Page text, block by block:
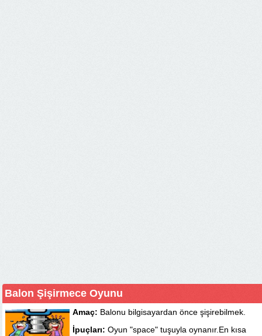
Balon Şişirmece Oyunu
Amaç: Balonu bilgisayardan önce şişirebilmek.
İpuçları: Oyun "space" tuşuyla oynanır.En kısa